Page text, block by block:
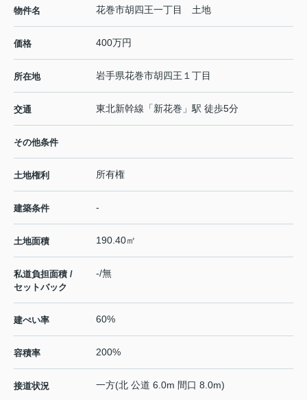
物件名 花巻市胡四王一丁目 土地
価格 400万円
所在地 岩手県花巻市胡四王 １丁目
交通 東北新幹線 「新花巻 」駅 徒歩5分
その他条件
土地権利 所有権
建築条件 -
土地面積 190.40㎡
私道負担面積 /
セットバック
-/無
建ぺい率 60%
容積率 200%
接道状況 一方(北 公道 6.0m 間口 8.0m)